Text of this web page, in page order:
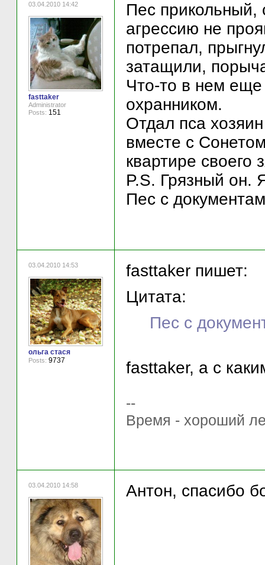
03.04.2010 14:42
fasttaker
Administrator
Posts: 151
Пес прикольный,
агрессию не
потрепал,
затащили,
Что-то в нем
охранником.
Отдал пса
вместе с
квартире
P.S. Грязный он.
Пес с
03.04.2010 14:53
ольга стася
Posts: 9737
fasttaker пишет:
Цитата:
Пес с
fasttaker, а с
--
Время - хороший
03.04.2010 14:58 Антон, спасибо